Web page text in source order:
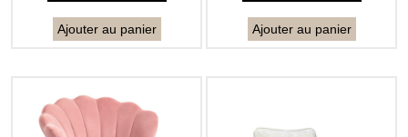
Ajouter au panier Ajouter au panier